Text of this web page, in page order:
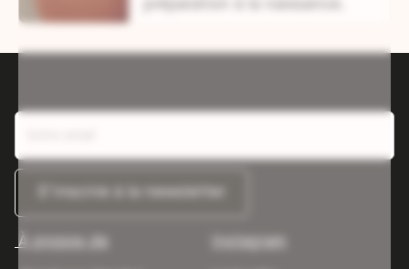
À propos de Instagram